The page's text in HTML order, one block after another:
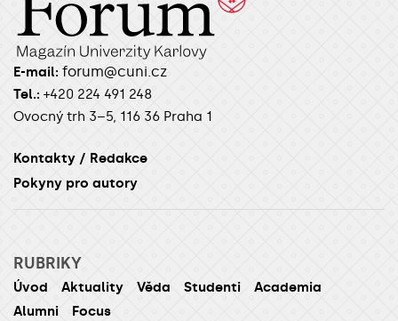
E-mail: forum@cuni.cz
Tel.: +420 224 491 248
Ovocný trh 3–5, 116 36 Praha 1
Kontakty / Redakce
Pokyny pro autory
RUBRIKY
Úvod Aktuality Věda Studenti
Academia
Alumni
Focus